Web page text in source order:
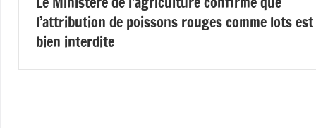
de
l’article
l’attribution de poissons rouges comme lots est
bien interdite